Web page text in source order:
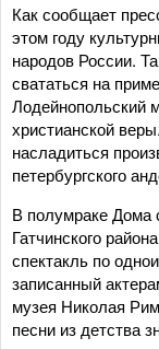
Как сообщает
этом году
народов России.
свататься на
Лодейнопольский
христианской
насладиться
петербургского
В полумраке Дома
Гатчинского
спектакль по
записанный
музея Николая
песни из детства